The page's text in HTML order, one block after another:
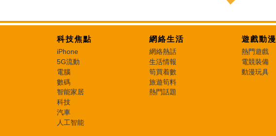
科技焦點
iPhone
5G流動
電腦
數碼
智能家居
科技
汽車
人工智能
網絡生活
網絡熱話
生活情報
筍買着數
旅遊筍料
熱門話題
遊戲動漫
熱門遊戲
電競裝備
動漫玩具